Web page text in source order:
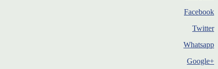
Facebook
Twitter
Whatsapp
+Google